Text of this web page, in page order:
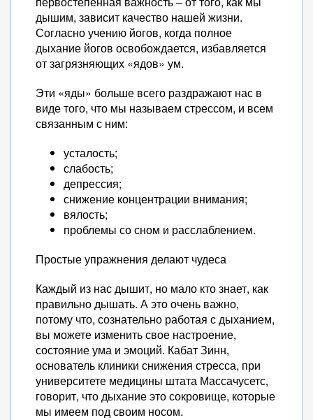
дышим, зависит качество нашей жизни.
Согласно учению йогов, когда полное
дыхание йогов освобождается, избавляется
от загрязняющих «ядов» ум.
Эти «яды» больше всего раздражают нас в
виде того, что мы называем стрессом, и всем
связанным с ним:
усталость;
слабость;
депрессия;
снижение концентрации внимания;
вялость;
проблемы со сном и расслаблением.
Простые упражнения делают чудеса
Каждый из нас дышит, но мало кто знает, как
правильно дышать. А это очень важно,
потому что, сознательно работая с дыханием,
вы можете изменить свое настроение,
состояние ума и эмоций. Кабат Зинн,
основатель клиники снижения стресса, при
университете медицины штата Массачусетс,
говорит, что дыхание это сокровище, которые
мы имеем под своим носом.